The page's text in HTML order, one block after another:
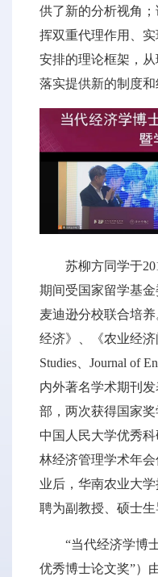
供了新的分析视角
挥双重代理作用、
安排的理论框架，
落实提供新的制度和
苏柳方同学于
期间受国家留学基
麦迪逊分校联合培
经济》、《农业经济
Studies、Journal of
内外著名学术期刊
部，两次获得国家
中国人民大学优秀
林经济管理学术年
业后，华南农业大
聘为副教授、硕士生
“当代经济学博
优秀博士论文奖”）